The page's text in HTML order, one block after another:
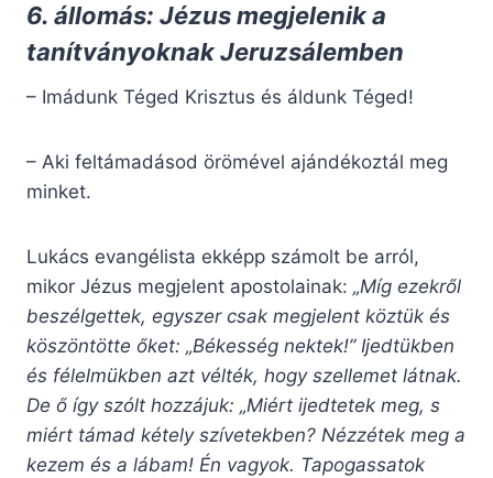
6. állomás: Jézus megjelenik a
tanítványoknak Jeruzsálemben
– Imádunk Téged Krisztus és áldunk Téged!
– Aki feltámadásod örömével ajándékoztál meg
minket.
Lukács evangélista ekképp számolt be arról,
mikor Jézus megjelent apostolainak: „Míg ezekről
beszélgettek, egyszer csak megjelent köztük és
köszöntötte őket: „Békesség nektek!” Ijedtükben
és félelmükben azt vélték, hogy szellemet látnak.
De ő így szólt hozzájuk: „Miért ijedtetek meg, s
miért támad kétely szívetekben? Nézzétek meg a
kezem és a lábam! Én vagyok. Tapogassatok